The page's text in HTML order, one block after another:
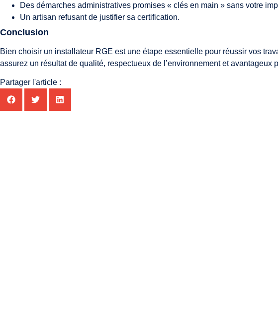
Des démarches administratives promises « clés en main » sans votre
Un artisan refusant de justifier sa certification.
Conclusion
Bien choisir un installateur RGE est une étape essentielle pour réussir vos
assurez un résultat de qualité, respectueux de l’environnement et avantageux
Partager l'article :